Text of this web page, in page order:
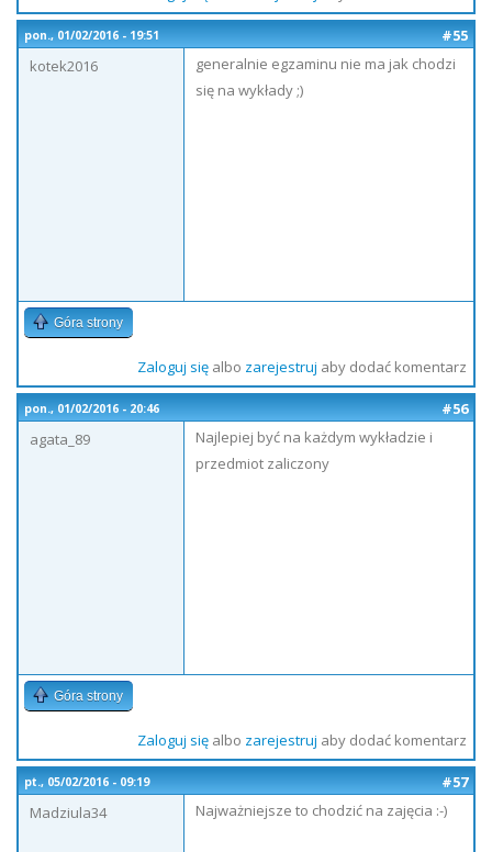
pon., 01/02/2016 - 19:51
#55
kotek2016
generalnie egzaminu nie ma jak chodzi
się na wykłady ;)
Góra strony
Zaloguj sięalbo zarejestruj aby dodać komentarz
pon., 01/02/2016 - 20:46
#56
agata_89
Najlepiej być na każdym wykładzie i
przedmiot zaliczony
Góra strony
Zaloguj sięalbo zarejestruj aby dodać komentarz
pt., 05/02/2016 - 09:19
#57
Madziula34
Najważniejsze to chodzić na zajęcia :-)